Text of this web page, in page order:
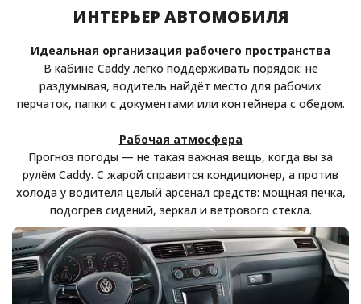
ИНТЕРЬЕР АВТОМОБИЛЯ
Идеальная организация рабочего пространства
В кабине Caddy легко поддерживать порядок: не
раздумывая, водитель найдёт место для рабочих
перчаток, папки с документами или контейнера с обедом.
Рабочая атмосфера
Прогноз погоды — не такая важная вещь, когда вы за
рулём Caddy. С жарой справится кондиционер, а против
холода у водителя целый арсенал средств: мощная печка,
подогрев сидений, зеркал и ветрового стекла.